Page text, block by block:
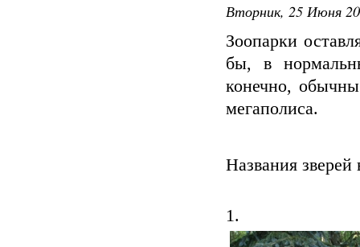
Вторник, 25 Июня
Зоопарки
бы, в
конечно,
мегаполиса.
Названия зверей
1.